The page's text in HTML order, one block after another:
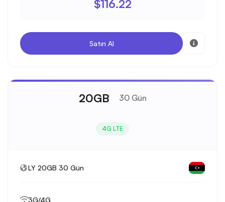
$116.22
Satın Al
20GB 30 Gün
4G LTE
LY 20GB 30 Gün
3G/4G